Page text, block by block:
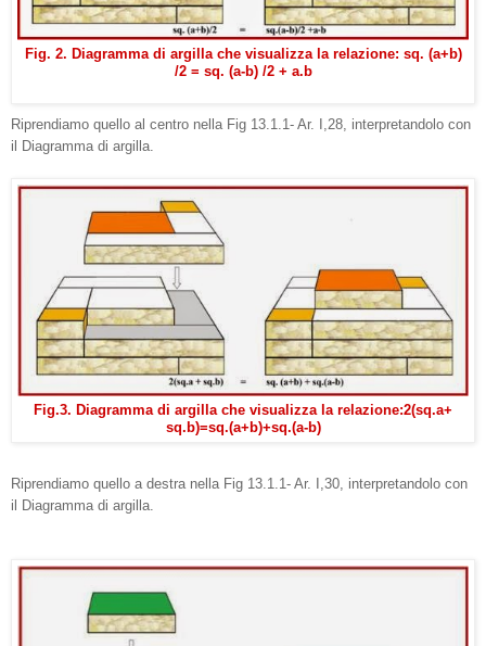
Fig. 2. Diagramma di argilla che visualizza la relazione: sq. (a+b)
/2 = sq. (a-b) /2 + a.b
Riprendiamo quello al centro nella Fig 13.1.1- Ar. I,28, interpretandolo con
il Diagramma di argilla.
Fig.3. Diagramma di argilla che visualizza la relazione:2(sq.a+
sq.b)=sq.(a+b)+sq.(a-b)
Riprendiamo quello a destra nella Fig 13.1.1- Ar. I,30, interpretandolo con
il Diagramma di argilla.